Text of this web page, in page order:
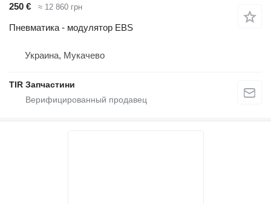
250 € ≈ 12 860 грн
Пневматика - модулятор EBS
Украина, Мукачево
TIR Запчастини